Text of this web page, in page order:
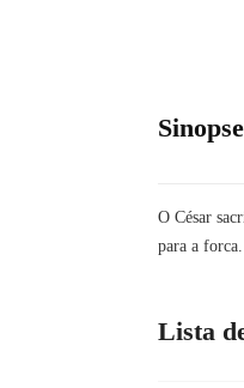
Sinopse
O César
para a
Lista